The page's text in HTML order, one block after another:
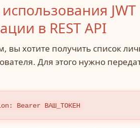
JWT
в REST API
вы хотите получить список
Для этого нужно
Bearer ВАШ_ТОКЕН